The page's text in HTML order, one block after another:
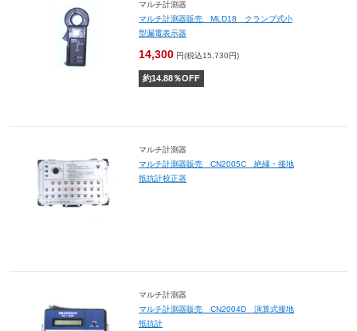
マルチ計測器
マルチ計測器販売 MLD18 クランプ式小
型漏電表示器
14,300 円(税込15,730円)
約14.88％OFF
マルチ計測器
マルチ計測器販売 CN2005C 絶縁・接地
抵抗計校正器
マルチ計測器
マルチ計測器販売 CN2004D 演算式接地
抵抗計